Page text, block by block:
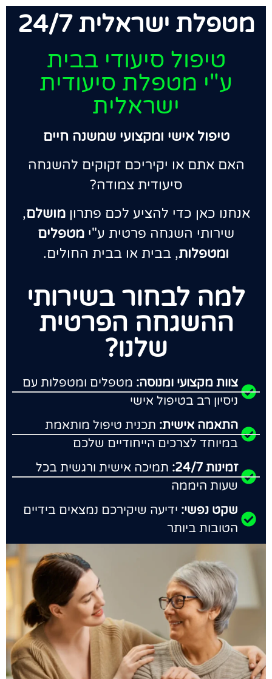
מטפלת ישראלית 24/7
טיפול סיעודי בבית
ע"י מטפלת סיעודית
ישראלית
טיפול אישי ומקצועי שמשנה חיים
האם אתם או יקיריכם זקוקים להשגחה
סיעודית צמודה?
אנחנו כאן כדי להציע לכם פתרוןמושלם,
שירותי השגחה פרטית ע"י מטפלים
ומטפלות, בבית או בבית החולים.
למה לבחור בשירותי
ההשגחה הפרטית
שלנו?
צוות מקצועי ומנוסה: מטפלים ומטפלות עם
ניסיון רב בטיפול אישי
התאמה אישית: תכנית טיפול מותאמת
במיוחד לצרכים הייחודיים שלכם
זמינות 24/7:
תמיכה אישית ורגשית בכל
שעות היממה
שקט נפשי: ידיעה שיקירכם נמצאים בידיים
הטובות ביותר